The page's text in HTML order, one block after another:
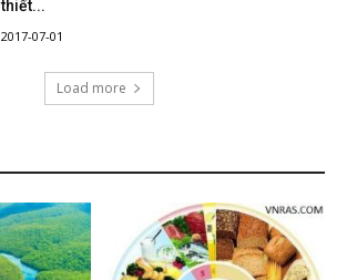
thiết...
2017-07-01
Load more